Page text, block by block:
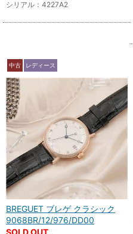
シリアル：4227A2
中古 レディース
BREGUET ブレゲ クラシック
9068BR/12/976/DD00
SOLD OUT